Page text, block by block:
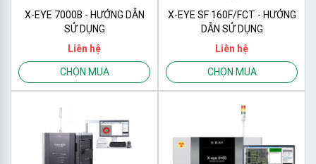
X-EYE 7000B - HƯỚNG DẪN
SỬ DỤNG
Liên hệ
CHỌN MUA
X-EYE SF 160F/FCT - HƯỚNG
DẪN SỬ DỤNG
Liên hệ
CHỌN MUA